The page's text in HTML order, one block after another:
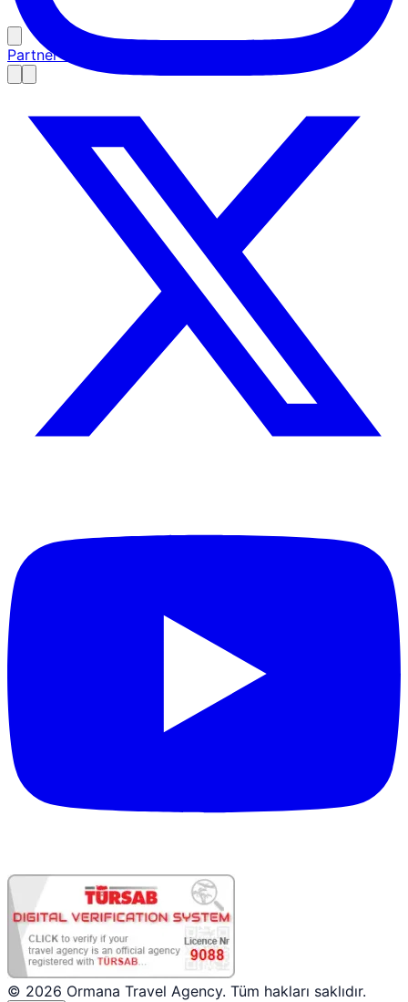
Partner Girişi
© 2026 Ormana Travel Agency. Tüm hakları saklıdır.